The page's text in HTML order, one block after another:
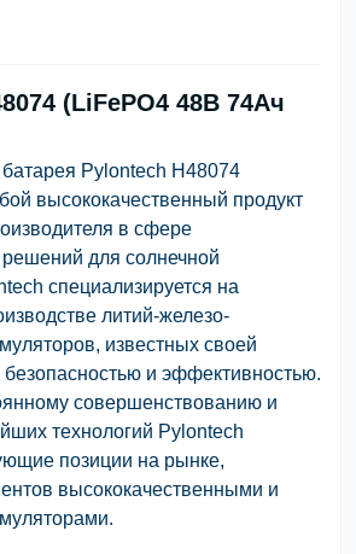
(LiFePO4 48В 74Aч
Pylontech H48074
высококачественный продукт
в сфере
для солнечной
специализируется на
литий-железо-
известных своей
безопасностью и эффективностью.
совершенствованию и
технологий Pylontech
позиции на рынке,
высококачественными и